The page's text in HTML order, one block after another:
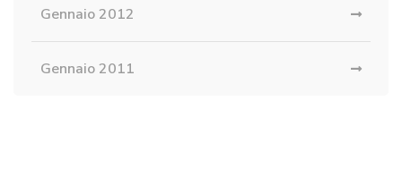
Gennaio 2012
Gennaio 2011